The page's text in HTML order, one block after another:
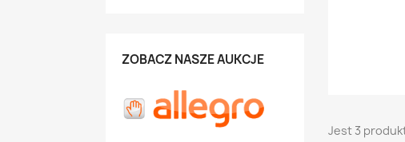
ZOBACZ NASZE AUKCJE
Jest 3